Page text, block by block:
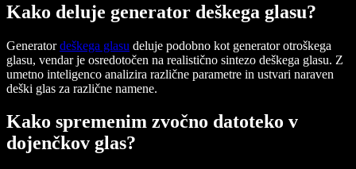
Kako deluje generator deškega glasu?
Generatordeškega glasu deluje podobno kot generator otroškega
glasu, vendar je osredotočen na realistično sintezo deškega glasu. Z
umetno inteligenco analizira različne parametre in ustvari naraven
deški glas za različne namene.
Kako spremenim zvočno datoteko v
dojenčkov glas?